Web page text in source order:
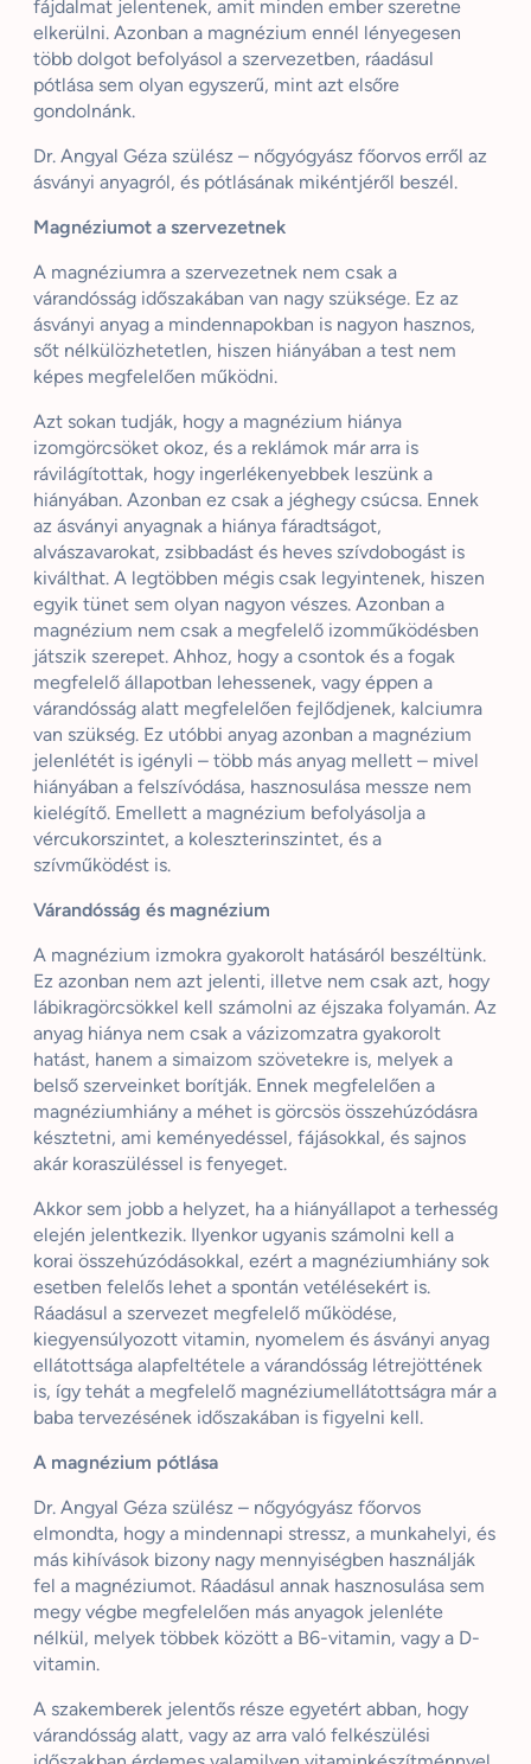
fájdalmat jelentenek, amit minden ember szeretne
elkerülni. Azonban a magnézium ennél lényegesen
több dolgot befolyásol a szervezetben, ráadásul
pótlása sem olyan egyszerű, mint azt elsőre
gondolnánk.
Dr. Angyal Géza szülész – nőgyógyász főorvos erről az
ásványi anyagról, és pótlásának mikéntjéről beszél.
Magnéziumot a szervezetnek
A magnéziumra a szervezetnek nem csak a
várandósság időszakában van nagy szüksége. Ez az
ásványi anyag a mindennapokban is nagyon hasznos,
sőt nélkülözhetetlen, hiszen hiányában a test nem
képes megfelelően működni.
Azt sokan tudják, hogy a magnézium hiánya
izomgörcsöket okoz, és a reklámok már arra is
rávilágítottak, hogy ingerlékenyebbek leszünk a
hiányában. Azonban ez csak a jéghegy csúcsa. Ennek
az ásványi anyagnak a hiánya fáradtságot,
alvászavarokat, zsibbadást és heves szívdobogást is
kiválthat. A legtöbben mégis csak legyintenek, hiszen
egyik tünet sem olyan nagyon vészes. Azonban a
magnézium nem csak a megfelelő izomműködésben
játszik szerepet. Ahhoz, hogy a csontok és a fogak
megfelelő állapotban lehessenek, vagy éppen a
várandósság alatt megfelelően fejlődjenek, kalciumra
van szükség. Ez utóbbi anyag azonban a magnézium
jelenlétét is igényli – több más anyag mellett – mivel
hiányában a felszívódása, hasznosulása messze nem
kielégítő. Emellett a magnézium befolyásolja a
vércukorszintet, a koleszterinszintet, és a
szívműködést is.
Várandósság és magnézium
A magnézium izmokra gyakorolt hatásáról beszéltünk.
Ez azonban nem azt jelenti, illetve nem csak azt, hogy
lábikragörcsökkel kell számolni az éjszaka folyamán. Az
anyag hiánya nem csak a vázizomzatra gyakorolt
hatást, hanem a simaizom szövetekre is, melyek a
belső szerveinket borítják. Ennek megfelelően a
magnéziumhiány a méhet is görcsös összehúzódásra
késztetni, ami keményedéssel, fájásokkal, és sajnos
akár koraszüléssel is fenyeget.
Akkor sem jobb a helyzet, ha a hiányállapot a terhesség
elején jelentkezik. Ilyenkor ugyanis számolni kell a
korai összehúzódásokkal, ezért a magnéziumhiány sok
esetben felelős lehet a spontán vetélésekért is.
Ráadásul a szervezet megfelelő működése,
kiegyensúlyozott vitamin, nyomelem és ásványi anyag
ellátottsága alapfeltétele a várandósság létrejöttének
is, így tehát a megfelelő magnéziumellátottságra már a
baba tervezésének időszakában is figyelni kell.
A magnézium pótlása
Dr. Angyal Géza szülész – nőgyógyász főorvos
elmondta, hogy a mindennapi stressz, a munkahelyi, és
más kihívások bizony nagy mennyiségben használják
fel a magnéziumot. Ráadásul annak hasznosulása sem
megy végbe megfelelően más anyagok jelenléte
nélkül, melyek többek között a B6-vitamin, vagy a D-
vitamin.
A szakemberek jelentős része egyetért abban, hogy
várandósság alatt, vagy az arra való felkészülési